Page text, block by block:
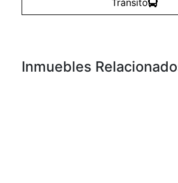
Tránsito
Inmuebles